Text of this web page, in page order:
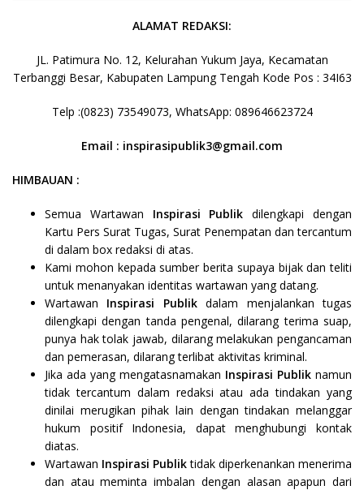
ALAMAT REDAKSI:
JL. Patimura No. 12, Kelurahan Yukum Jaya, Kecamatan
Terbanggi Besar, Kabupaten Lampung Tengah Kode Pos : 34I63
Telp :(0823) 73549073, WhatsApp: 089646623724
Email : inspirasipublik3@gmail.com
HIMBAUAN :
Semua Wartawan Inspirasi Publik dilengkapi dengan
Kartu Pers Surat Tugas, Surat Penempatan dan tercantum
di dalam box redaksi di atas.
Kami mohon kepada sumber berita supaya bijak dan teliti
untuk menanyakan identitas wartawan yang datang.
Wartawan Inspirasi Publikdalam menjalankan tugas
dilengkapi dengan tanda pengenal, dilarang terima suap,
punya hak tolak jawab, dilarang melakukan pengancaman
dan pemerasan, dilarang terlibat aktivitas kriminal.
Jika ada yang mengatasnamakan Inspirasi Publik namun
tidak tercantum dalam redaksi atau ada tindakan yang
dinilai merugikan pihak lain dengan tindakan melanggar
hukum positif Indonesia, dapat menghubungi kontak
diatas.
Wartawan Inspirasi Publiktidak diperkenankan menerima
dan atau meminta imbalan dengan alasan apapun dari